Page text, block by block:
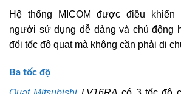
Hệ thống MICOM được điều khiển
người sử dụng dễ dàng và chủ động
đổi tốc độ quạt mà không cần phải di
Ba tốc độ